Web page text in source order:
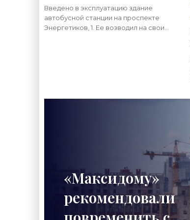
автобусную станцию -
«Свежие новости
строительства»
Введено в эксплуатацию здание
автобусной станции на проспекте
Энергетиков, 1. Ее возводил на свои
«Максидому»
рекомендовали